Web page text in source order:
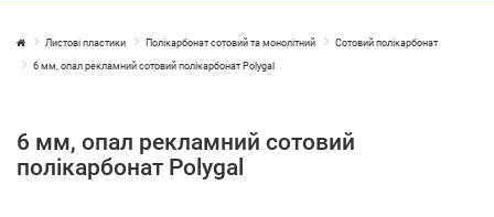
Листові пластики Полікарбонат сотовий та монолітний Сотовий полікарбонат
6 мм, опал рекламний сотовий полікарбонат Polygal
6 мм, опал рекламний сотовий
полікарбонат Polygal